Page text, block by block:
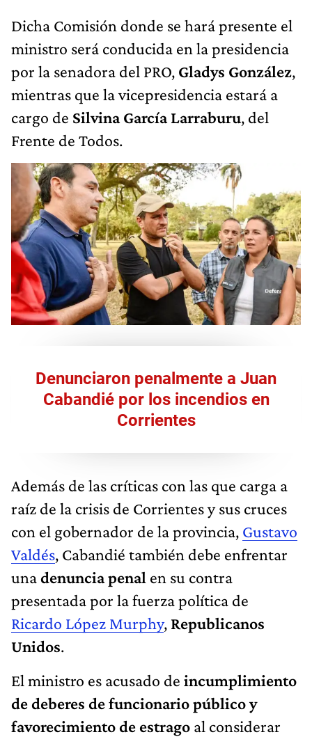
Dicha Comisión donde se hará presente el
ministro será conducida en la presidencia
por la senadora del PRO, Gladys González,
mientras que la vicepresidencia estará a
cargo de Silvina García Larraburu, del
Frente de Todos.
Denunciaron penalmente a Juan
Cabandié por los incendios en
Corrientes
Además de las críticas con las que carga a
raíz de la crisis de Corrientes y sus cruces
con el gobernador de la provincia, Gustavo
Valdés, Cabandié también debe enfrentar
unadenuncia penal en su contra
presentada por la fuerza política de
Ricardo López Murphy, Republicanos
Unidos.
El ministro es acusado de incumplimiento
de deberes de funcionario público y
favorecimiento de estrago al considerar